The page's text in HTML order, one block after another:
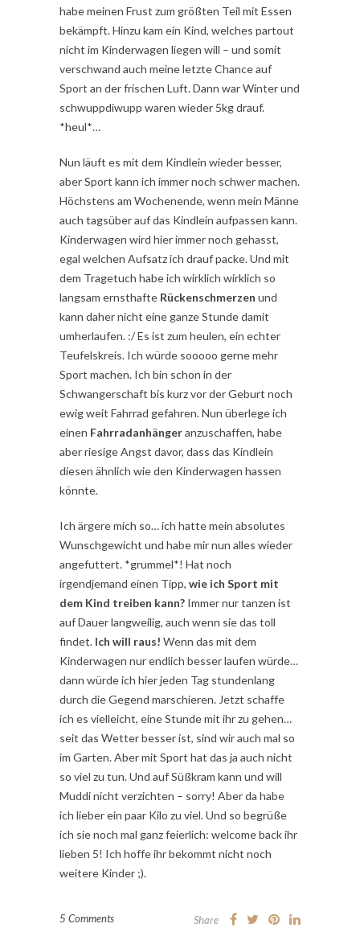
habe meinen Frust zum größten Teil mit Essen
bekämpft. Hinzu kam ein Kind, welches partout
nicht im Kinderwagen liegen will – und somit
verschwand auch meine letzte Chance auf
Sport an der frischen Luft. Dann war Winter und
schwuppdiwupp waren wieder 5kg drauf.
*heul*…
Nun läuft es mit dem Kindlein wieder besser,
aber Sport kann ich immer noch schwer machen.
Höchstens am Wochenende, wenn mein Männe
auch tagsüber auf das Kindlein aufpassen kann.
Kinderwagen wird hier immer noch gehasst,
egal welchen Aufsatz ich drauf packe. Und mit
dem Tragetuch habe ich wirklich wirklich so
langsam ernsthafte Rückenschmerzen und
kann daher nicht eine ganze Stunde damit
umherlaufen. :/ Es ist zum heulen, ein echter
Teufelskreis. Ich würde sooooo gerne mehr
Sport machen. Ich bin schon in der
Schwangerschaft bis kurz vor der Geburt noch
ewig weit Fahrrad gefahren. Nun überlege ich
einen Fahrradanhängeranzuschaffen, habe
aber riesige Angst davor, dass das Kindlein
diesen ähnlich wie den Kinderwagen hassen
könnte.
Ich ärgere mich so… ich hatte mein absolutes
Wunschgewicht und habe mir nun alles wieder
angefuttert. *grummel*! Hat noch
irgendjemand einen Tipp, wie ich Sport mit
dem Kind treiben kann? Immer nur tanzen ist
auf Dauer langweilig, auch wenn sie das toll
findet. Ich will raus! Wenn das mit dem
Kinderwagen nur endlich besser laufen würde…
dann würde ich hier jeden Tag stundenlang
durch die Gegend marschieren. Jetzt schaffe
ich es vielleicht, eine Stunde mit ihr zu gehen…
seit das Wetter besser ist, sind wir auch mal so
im Garten. Aber mit Sport hat das ja auch nicht
so viel zu tun. Und auf Süßkram kann und will
Muddi nicht verzichten – sorry! Aber da habe
ich lieber ein paar Kilo zu viel. Und so begrüße
ich sie noch mal ganz feierlich: welcome back ihr
lieben 5! Ich hoffe ihr bekommt nicht noch
weitere Kinder ;).
5 Comments Share